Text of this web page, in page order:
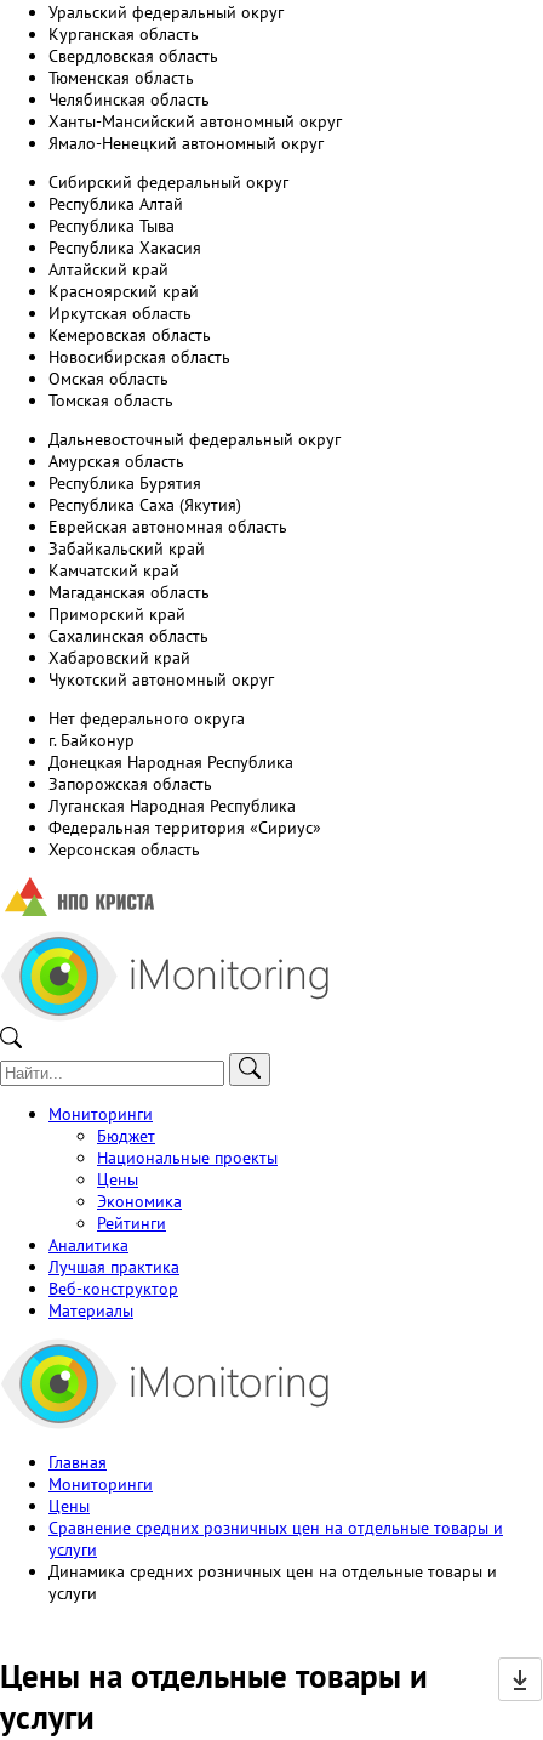
Уральский федеральный округ
Курганская область
Свердловская область
Тюменская область
Челябинская область
Ханты-Мансийский автономный округ
Ямало-Ненецкий автономный округ
Сибирский федеральный округ
Республика Алтай
Республика Тыва
Республика Хакасия
Алтайский край
Красноярский край
Иркутская область
Кемеровская область
Новосибирская область
Омская область
Томская область
Дальневосточный федеральный округ
Амурская область
Республика Бурятия
Республика Саха (Якутия)
Еврейская автономная область
Забайкальский край
Камчатский край
Магаданская область
Приморский край
Сахалинская область
Хабаровский край
Чукотский автономный округ
Нет федерального округа
г. Байконур
Донецкая Народная Республика
Запорожская область
Луганская Народная Республика
Федеральная территория «Сириус»
Херсонская область
Мониторинги
Бюджет
Национальные проекты
Цены
Экономика
Рейтинги
Аналитика
Лучшая практика
Веб-конструктор
Материалы
Главная
Мониторинги
Цены
Сравнение средних розничных цен на отдельные товары и
услуги
Динамика средних розничных цен на отдельные товары и
услуги
Цены на отдельные товары и
услуги